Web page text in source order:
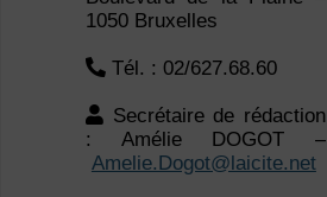
Secrétaire de rédaction
Amelie.Dogot@laicite.net
Rédactrice en cheffe :
Sandra EVRARD –
sandra.evrard@laicite.net